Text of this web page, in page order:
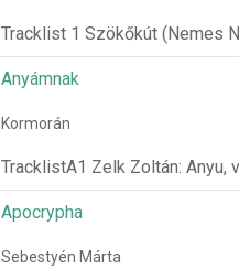
Tracklist 1 Szökőkút (Nemes
Anyámnak
Kormorán
TracklistA1 Zelk Zoltán: Anyu,
Apocrypha
Sebestyén Márta